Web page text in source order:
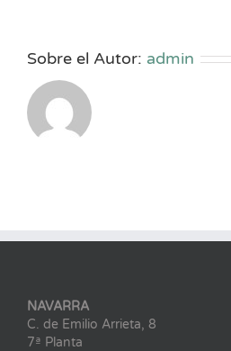
Sobre el Autor: admin
NAVARRA
C. de Emilio Arrieta, 8
7ª Planta